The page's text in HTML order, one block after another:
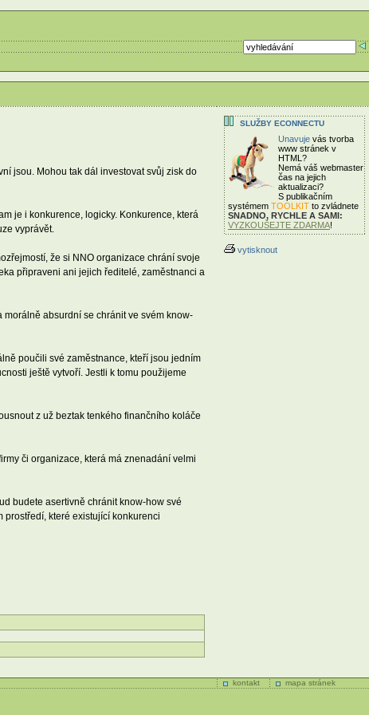
jsou. Mohou tak dál investovat svůj zisk do
je i konkurence, logicky. Konkurence, která
vyprávět.
že si NNO organizace chrání svoje
připraveni ani jejich ředitelé, zaměstnanci a
absurdní se chránit ve svém know-
poučili své zaměstnance, kteří jsou jedním
ještě vytvoří. Jestli k tomu použijeme
z už beztak tenkého finančního koláče
či organizace, která má znenadání velmi
budete asertivně chránit know-how své
prostředí, které existující konkurenci
SLUŽBY ECONNECTU
Unavuje vás tvorba
www stránek v
HTML?
Nemá váš webmaster
čas na jejich
aktualizaci?
S publikačním
systémem TOOLKIT to zvládnete
SNADNO, RYCHLE A SAMI:
VYZKOUŠEJTE ZDARMA!
vytisknout
kontakt mapa stránek